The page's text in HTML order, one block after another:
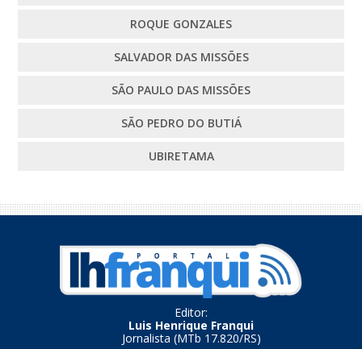
ROQUE GONZALES
SALVADOR DAS MISSÕES
SÃO PAULO DAS MISSÕES
SÃO PEDRO DO BUTIÁ
UBIRETAMA
Editor:
Luis Henrique Franqui
Jornalista (MTb 17.820/RS)